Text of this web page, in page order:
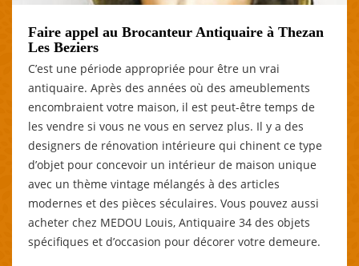
Faire appel au Brocanteur Antiquaire à Thezan
Les Beziers
C’est une période appropriée pour être un vrai
antiquaire. Après des années où des ameublements
encombraient votre maison, il est peut-être temps de
les vendre si vous ne vous en servez plus. Il y a des
designers de rénovation intérieure qui chinent ce type
d’objet pour concevoir un intérieur de maison unique
avec un thème vintage mélangés à des articles
modernes et des pièces séculaires. Vous pouvez aussi
acheter chez MEDOU Louis, Antiquaire 34 des objets
spécifiques et d’occasion pour décorer votre demeure.